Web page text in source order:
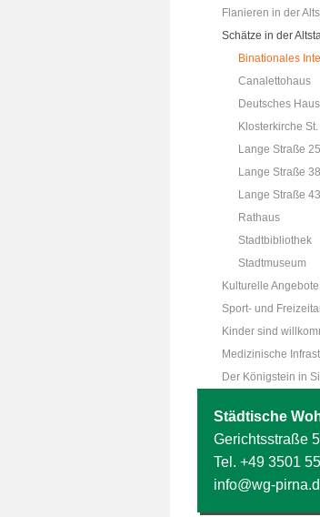
Flanieren in der
Schätze in der
Binationales
Canalettohaus
Deutsches Haus
Klosterkirche
Lange Straße 25
Lange Straße
Lange Straße 43
Rathaus
Stadtbibliothek
Stadtmuseum
Kulturelle Angebote
Sport- und
Kinder sind
Medizinische
Der Königstein in
Städtische
Gerichtsstraße
Tel. +49 3501
info@wg-